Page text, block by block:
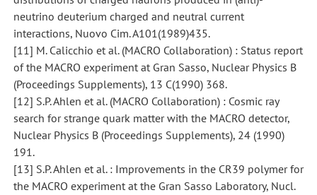
neutrino deuterium charged and neutral current
interactions, Nuovo Cim. A101(1989)435.
[11] M. Calicchio et al. (MACRO Collaboration) : Status report
of the MACRO experiment at Gran Sasso, Nuclear Physics B
(Proceedings Supplements), 13 C(1990) 368.
[12] S.P. Ahlen et al. (MACRO Collaboration) : Cosmic ray
search for strange quark matter with the MACRO detector,
Nuclear Physics B (Proceedings Supplements), 24 (1990)
191.
[13] S.P. Ahlen et al. : Improvements in the CR39 polymer for
the MACRO experiment at the Gran Sasso Laboratory, Nucl.